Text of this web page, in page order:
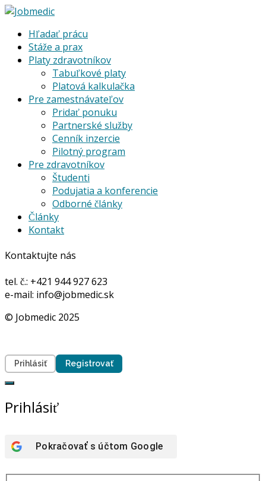
Hľadať prácu
Stáže a prax
Platy zdravotníkov
Tabuľkové platy
Platová kalkulačka
Pre zamestnávateľov
Pridať ponuku
Partnerské služby
Cenník inzercie
Pilotný program
Pre zdravotníkov
Študenti
Podujatia a konferencie
Odborné články
Články
Kontakt
Kontaktujte nás
tel. č.: +421 944 927 623
e-mail: info@jobmedic.sk
© Jobmedic 2025
Prihlásiť Registrovať
Prihlásiť
Pokračovať s účtom Google